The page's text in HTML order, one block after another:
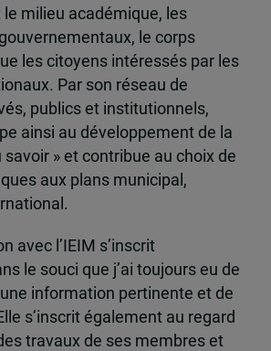
milieu académique, les
le corps
les citoyens intéressés par les
Par son réseau de
publics et institutionnels,
ainsi au développement de la
savoir » et contribue au choix de
aux plans municipal,
avec l’IEIM s’inscrit
le souci que j’ai toujours eu de
information pertinente et de
s’inscrit également au regard
travaux de ses membres et